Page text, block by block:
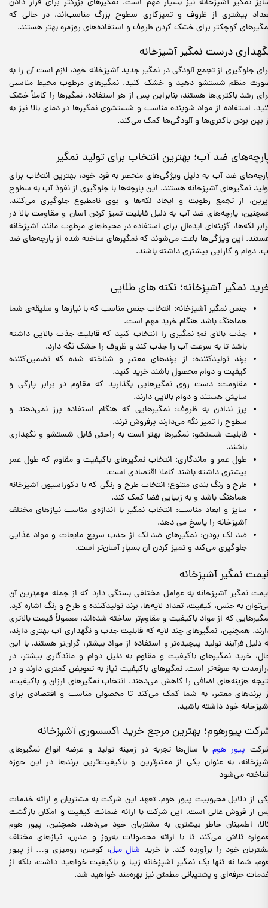
بیشتری از ظروف و تمیزکاری سطوح بزرگ مناسب‌اند، در حالی که
کوچکتر برای خشک کردن ظروف و استفاده‌های روزمره بهتر هستند.
درست نمگیر آشپزخانه
جلوگیری از تجمع آلودگی در نمگیر جدید آشپزخانه خود، لازم است آن‌ را به
منظم شستشو دهید و خشک کنید. نمگیرهای مرطوب محیط مناسبی
رشد باکتری‌ها هستند، بنابراین پس از هر استفاده، نمگیرها را کاملاً خشک
استفاده از مواد شوینده مناسب و شستشوی نمگیرها در دمای بالا نیز به
بین بردن باکتری‌ها و آلودگی‌ها کمک می‌کند.
ضد آب؛ بهترین انتخاب برای تولید نمگیر
ضد آب به دلیل ویژگی‌های منحصر به فرد خود، بهترین انتخاب برای
نمگیرهای آشپزخانه هستند. این پارچه‌ها با جلوگیری از نفوذ آب به سطوح
از تجمع رطوبت و ایجاد لکه‌ها و بوی نامطبوع جلوگیری می‌کنند.
پارچه‌های ضد آب به دلیل قابلیت تمیز کردن آسان و مقاومت بالا در
لکه‌ها، گزینه‌ای ایده‌آل برای استفاده در محیط‌های مرطوب مانند آشپزخانه
این ویژگی‌ها باعث می‌شوند که نمگیرهای ساخته شده از پارچه‌های ضد
دوام و کارایی بیشتری داشته باشند.
نمگیر آشپزخانه؛ نکته های طلایی
جنس نمگیر آشپزخانه: انتخاب جنس مناسب که با نیازها و سلیقه‌ی شما
هماهنگ باشد هنگام خرید مهم است.
جذب بالای نم: نمگیری را انتخاب کنید که قابلیت جذب بالایی داشته
باشد تا به سرعت آب را جذب کند و ظروف را خشک نگه دارد.
برند تولیدکننده: از برندهای معتبر و شناخته شده که تضمین‌کننده
کیفیت و دوام محصول باشند خرید کنید.
مقاومت: دست روی نمگیرهایی بگذارید که مقاوم در برابر پارگی و
سایش هستند و دوام بالایی دارند.
پرز ندادن به ظروف: نمگیرهایی که هنگام استفاده پرز نمی‌دهند و
سطوح را تمیز نگه می‌دارند پرفروش ترند.
قابلیت شستشو: نمگیرها بهتر است به راحتی قابل شستشو و نگهداری
باشند.
طول عمر و ماندگاری: انتخاب نمگیرهای باکیفیت و مقاوم که طول عمر
بیشتری داشته باشند کاملا اقتصادی است.
طرح و رنگ بندی متنوع: انتخاب طرح و رنگی که با دکوراسیون آشپزخانه
هماهنگ باشد و به زیبایی فضا کمک کند.
سایز و ابعاد مناسب: انتخاب نمگیر با اندازه‌ی مناسب نیازهای مختلف
آشپزخانه را پاسخ می دهد.
ضد لک بودن: نمگیرهای ضد لک از جذب سریع مایعات و مواد غذایی
جلوگیری می‌کند و تمیز کردن آن‌ بسیار آسان‌تر است.
نمگیر آشپزخانه
نمگیر آشپزخانه به عوامل مختلفی بستگی دارد که از جمله مهم‌ترین آن‌
به جنس، کیفیت، تعداد لایه‌ها، برند تولیدکننده و طرح و رنگ اشاره کرد.
که از مواد باکیفیت‌ و مقاوم‌تر ساخته شده‌اند، معمولاً قیمت بالاتری
همچنین، نمگیرهای چند لایه که قابلیت جذب و نگهداری آب بهتری دارند،
دلیل فرآیند تولید پیچیده‌تر و استفاده از مواد بیشتر، گران‌تر هستند. با این
خرید نمگیرهای باکیفیت و مقاوم به دلیل دوام و ماندگاری بیشتر، در
به صرفه‌تر است. نمگیرهای باکیفیت نیاز به تعویض کمتری دارند و در
هزینه‌های اضافی را کاهش می‌دهند. انتخاب نمگیرهای ارزان و باکیفیت،
برندهای معتبر، به شما کمک می‌کند تا محصولی مناسب و اقتصادی برای
خود داشته باشید.
پیورهوم؛ بهترین مرجع خرید اکسسوری آشپزخانه
پیور هوم با سال‌ها تجربه در زمینه تولید و عرضه انواع نمگیرهای
به عنوان یکی از معتبرترین و باکیفیت‌ترین برندها در این حوزه
می‌شود
از دلایل محبوبیت پیور هوم، تعهد این شرکت به مشتریان و ارائه خدمات
از فروش عالی است. این شرکت با ارائه ضمانت کیفیت و امکان بازگشت
اطمینان خاطر بیشتری به مشتریان خود می‌دهد. همچنین، پیور هوم
تلاش می‌کند تا با ارائه محصولات به‌روز و مدرن، نیازهای مختلف
خود را برآورده کند. با خرید شال مبل، کوسن، رومیزی و… از پیور
شما نه تنها یک نمگیر آشپزخانه زیبا و باکیفیت خواهید داشت، بلکه از
حرفه‌ای و پشتیبانی مطمئن نیز بهره‌مند خواهید شد.